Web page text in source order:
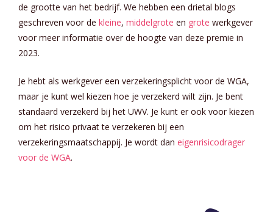
de grootte van het bedrijf. We hebben een drietal blogs
geschreven voor de kleine, middelgrote en grote werkgever
voor meer informatie over de hoogte van deze premie in
2023.
Je hebt als werkgever een verzekeringsplicht voor de WGA,
maar je kunt wel kiezen hoe je verzekerd wilt zijn. Je bent
standaard verzekerd bij het UWV. Je kunt er ook voor kiezen
om het risico privaat te verzekeren bij een
verzekeringsmaatschappij. Je wordt dan eigenrisicodrager
voor de WGA.